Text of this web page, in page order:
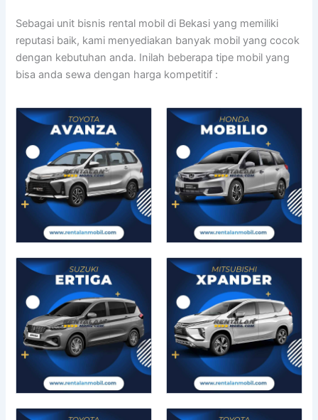
Sebagai unit bisnis rental mobil di Bekasi yang memiliki
reputasi baik, kami menyediakan banyak mobil yang cocok
dengan kebutuhan anda. Inilah beberapa tipe mobil yang
bisa anda sewa dengan harga kompetitif :